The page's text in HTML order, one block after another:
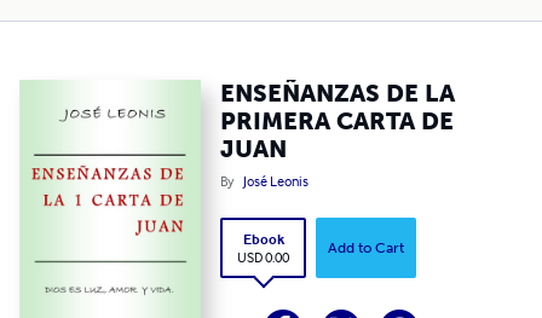
ENSEÑANZAS DE LA
PRIMERA CARTA DE
JUAN
By José Leonis
Ebook
USD 0.00
Add to Cart